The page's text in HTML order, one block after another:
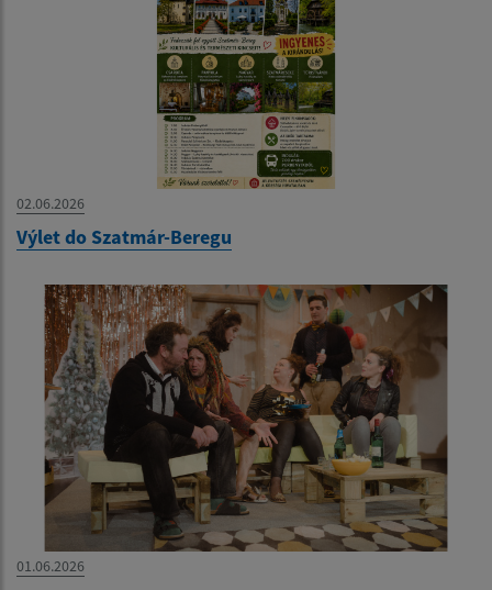
02.06.2026
Výlet do Szatmár-Beregu
01.06.2026